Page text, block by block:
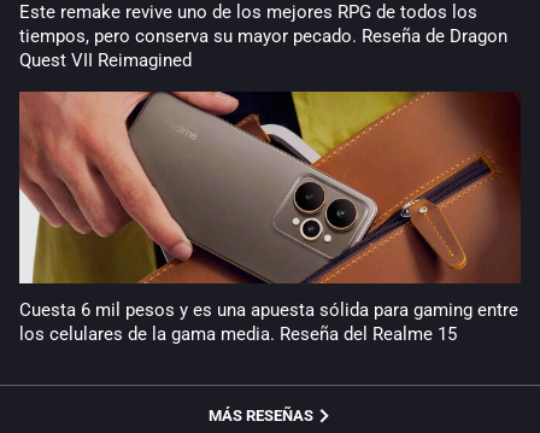
Este remake revive uno de los mejores RPG de todos los
tiempos, pero conserva su mayor pecado. Reseña de Dragon
Quest VII Reimagined
Cuesta 6 mil pesos y es una apuesta sólida para gaming entre
los celulares de la gama media. Reseña del Realme 15
MÁS RESEÑAS